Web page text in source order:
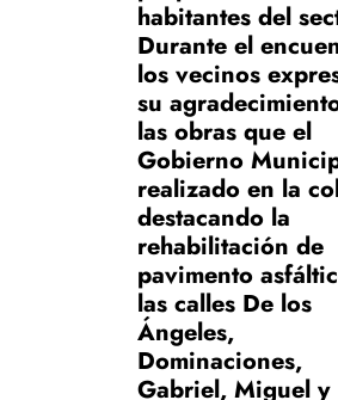
habitantes del
Durante el
los vecinos
su
las obras que el
Gobierno
realizado en la
destacando la
rehabilitación de
pavimento
las calles De los
Ángeles,
Dominaciones,
Gabriel, Miguel y